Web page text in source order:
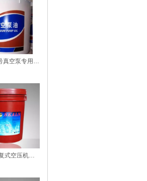
长城100号真空泵专用油200L
斯卡兰往复式空压机油150 18L